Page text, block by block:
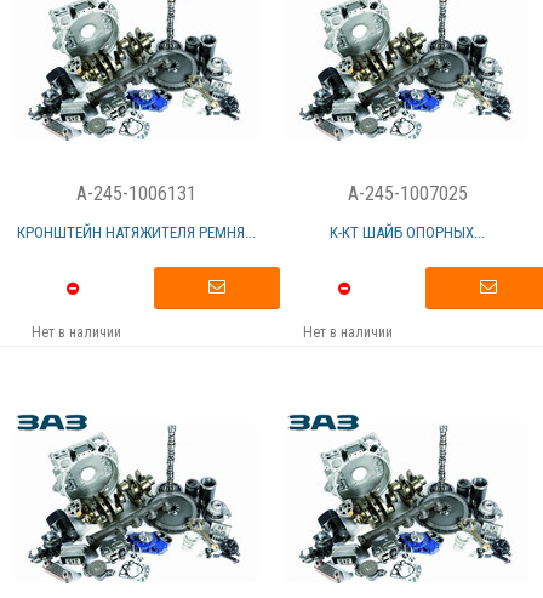
A-245-1006131
КРОНШТЕЙН НАТЯЖИТЕЛЯ РЕМНЯ...
Нет в наличии
A-245-1007025
К-КТ ШАЙБ ОПОРНЫХ...
Нет в наличии